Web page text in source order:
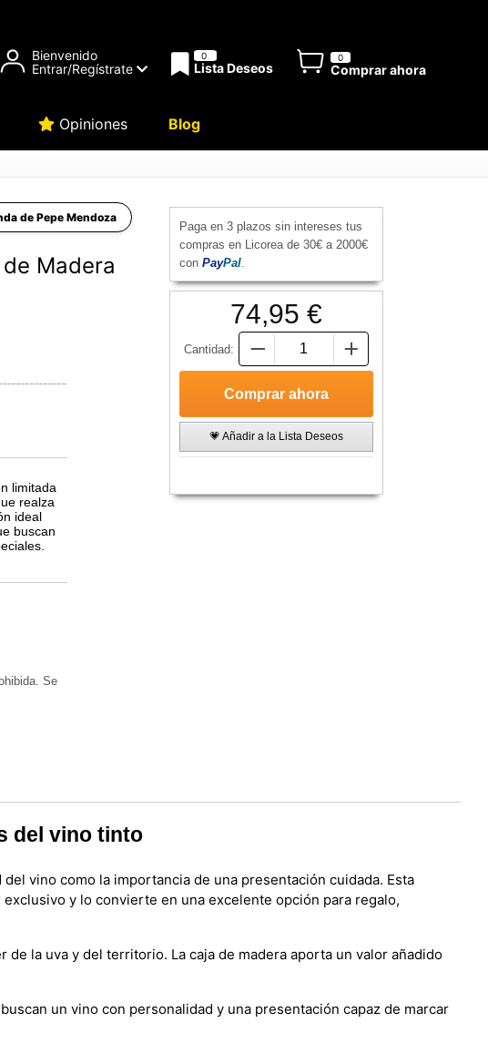
Bienvenido
Entrar/Regístrate
0
Lista Deseos
0
Comprar ahora
Opiniones Blog
de Pepe Mendoza
Madera
limitada
realza
ideal
buscan
Se
Paga en 3 plazos sin intereses tus
compras en Licorea de 30€ a 2000€
con PayPal.
74,95 €
Cantidad:
💗 Añadir a la Lista Deseos
del vino tinto
vino como la importancia de una presentación cuidada. Esta
y lo convierte en una excelente opción para regalo,
la uva y del territorio. La caja de madera aporta un valor añadido
un vino con personalidad y una presentación capaz de marcar